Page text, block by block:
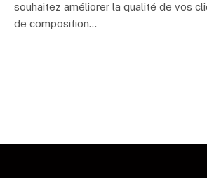
souhaitez améliorer la qualité de vos
de composition…